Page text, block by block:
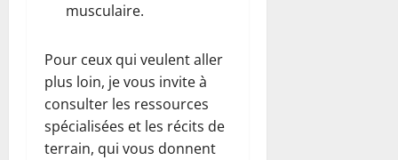
musculaire.
Pour ceux qui veulent aller
plus loin, je vous invite à
consulter les ressources
spécialisées et les récits de
terrain, qui vous donnent